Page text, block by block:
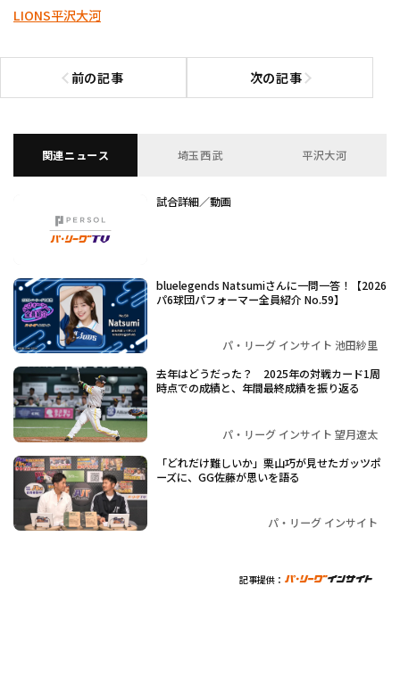
LIONS平沢大河
前の記事
前の記事へ 次の記事次の記事へ
関連ニュース 埼玉西武 平沢大河
試合詳細／動画
bluelegends Natsumiさんに一問一答！【2026
パ6球団パフォーマー全員紹介 No.59】
パ・リーグ インサイト 池田紗里
去年はどうだった？ 2025年の対戦カード1周
時点での成績と、年間最終成績を振り返る
パ・リーグ インサイト 望月遼太
「どれだけ難しいか」栗山巧が見せたガッツポ
ーズに、GG佐藤が思いを語る
パ・リーグ インサイト
記事提供：